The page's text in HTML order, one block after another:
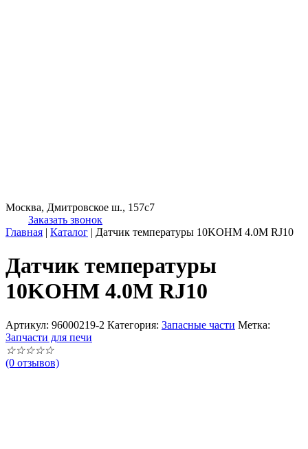
Москва, Дмитровское ш., 157с7
Заказать звонок
Главная | Каталог | Датчик температуры 10KOHM 4.0M RJ10
Датчик температуры
10KOHM 4.0M RJ10
Артикул: 96000219-2 Категория: Запасные части Метка:
Запчасти для печи
☆☆☆☆☆
(0 отзывов)